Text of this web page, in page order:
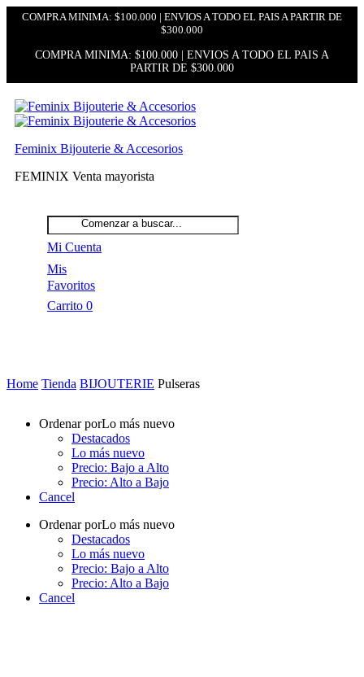
COMPRA MINIMA: $100.000 | ENVIOS A TODO EL PAIS A PARTIR DE
$300.000
COMPRA MINIMA: $100.000 | ENVIOS A TODO EL PAIS A
PARTIR DE $300.000
Feminix Bijouterie & Accesorios
FEMINIX Venta mayorista
Mi Cuenta
Mis
Favoritos
Carrito 0
Home Tienda BIJOUTERIE Pulseras
Ordenar porLo más nuevo
Destacados
Lo más nuevo
Precio: Bajo a Alto
Precio: Alto a Bajo
Cancel
Ordenar porLo más nuevo
Destacados
Lo más nuevo
Precio: Bajo a Alto
Precio: Alto a Bajo
Cancel